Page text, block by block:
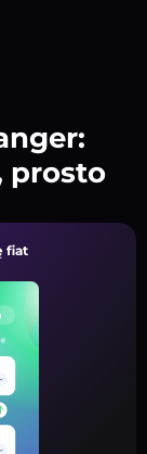
prosto
fiat